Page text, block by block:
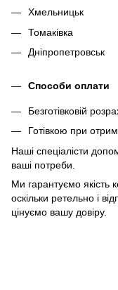
Хмельницьк
Томаківка
Дніпропетровськ
Способи оплати
Безготівковій
Готівкою при
Наші спеціалісти
ваші потреби.
Ми гарантуємо якість
оскільки ретельно і
цінуємо вашу довіру.